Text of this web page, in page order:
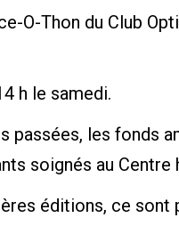
O-Thon du Club
h le samedi.
passées, les fonds
soignés au Centre
éditions, ce